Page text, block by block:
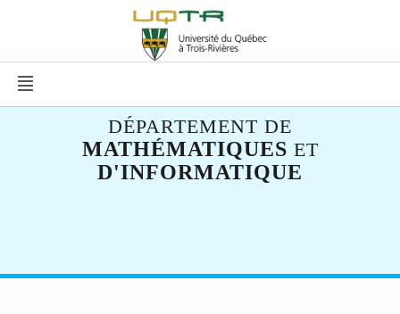
DÉPARTEMENT DE
MATHÉMATIQUES ET
D'INFORMATIQUE